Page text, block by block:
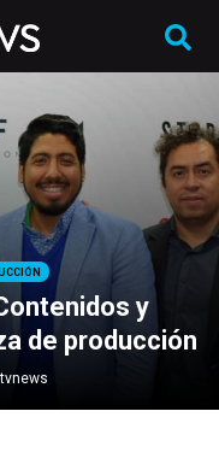
y
de producción